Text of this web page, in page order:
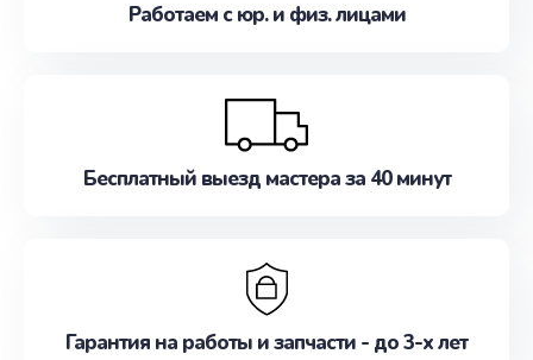
Работаем с юр. и физ. лицами
Бесплатный выезд мастера за 40 минут
Гарантия на работы и запчасти - до 3-х лет